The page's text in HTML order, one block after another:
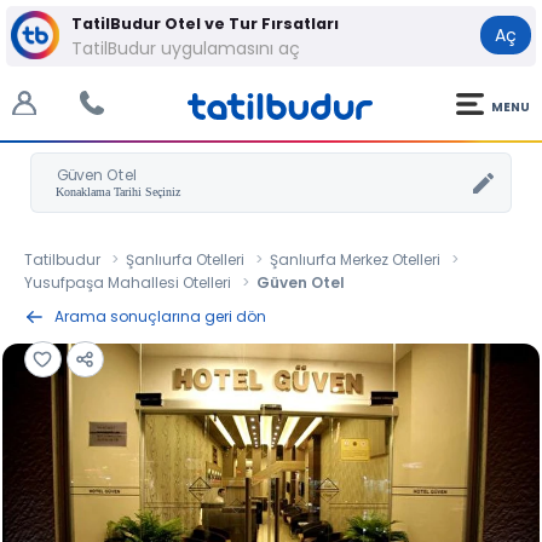
TatilBudur Otel ve Tur Fırsatları
TatilBudur uygulamasını aç
Aç
MENU
Güven Otel
Tatilbudur Şanlıurfa Otelleri
Şanlıurfa Merkez Otelleri
Yusufpaşa Mahallesi Otelleri
Güven Otel
Arama sonuçlarına geri dön